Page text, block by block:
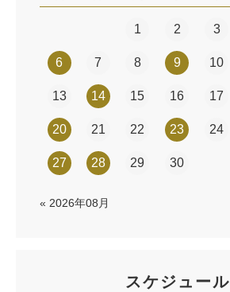
1 2 3
6 7 8 9 10
13 14 15 16 17
20 21 22 23 24
27 28 29 30
« 2026年08月
スケジュール